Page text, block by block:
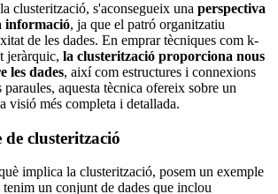
clusterització, s'aconsegueix una perspectiva
informació, ja que el patró organitzatiu
de les dades. En emprar tècniques com k-
jeràrquic, la clusterització proporciona nous
les dades, així com estructures i connexions
paraules, aquesta tècnica ofereix sobre un
visió més completa i detallada.
clusterització
implica la clusterització, posem un exemple
un conjunt de dades que inclou